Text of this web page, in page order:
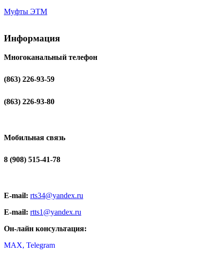
Муфты ЭТМ
Информация
Многоканальный телефон
(863) 226-93-59
(863) 226-93-80
Мобильная связь
8 (908) 515-41-78
E-mail: rts34@yandex.ru
E-mail: rtts1@yandex.ru
Он-лайн консультация:
MAX, Telegram